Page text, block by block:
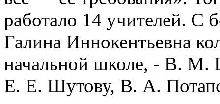
работало 14 учителей. С
Галина Иннокентьевна
начальной школе, - В. М.
Е. Е. Шутову, В. А.